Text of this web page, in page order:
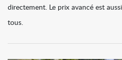
directement. Le prix avancé est
tous.